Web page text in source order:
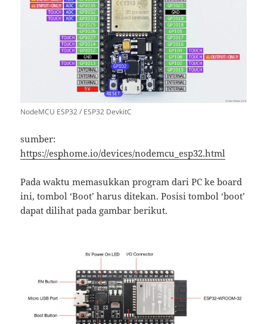
NodeMCU ESP32 / ESP32 DevkitC
sumber:
https://esphome.io/devices/nodemcu_esp32.html
Pada waktu memasukkan program dari PC ke board
ini, tombol ‘Boot’ harus ditekan. Posisi tombol ‘boot’
dapat dilihat pada gambar berikut.